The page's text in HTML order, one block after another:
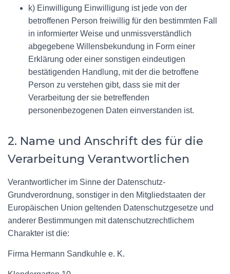
k) Einwilligung Einwilligung ist jede von der
betroffenen Person freiwillig für den bestimmten Fall
in informierter Weise und unmissverständlich
abgegebene Willensbekundung in Form einer
Erklärung oder einer sonstigen eindeutigen
bestätigenden Handlung, mit der die betroffene
Person zu verstehen gibt, dass sie mit der
Verarbeitung der sie betreffenden
personenbezogenen Daten einverstanden ist.
2. Name und Anschrift des für die
Verarbeitung Verantwortlichen
Verantwortlicher im Sinne der Datenschutz-
Grundverordnung, sonstiger in den Mitgliedstaaten der
Europäischen Union geltenden Datenschutzgesetze und
anderer Bestimmungen mit datenschutzrechtlichem
Charakter ist die:
Firma Hermann Sandkuhle e. K.